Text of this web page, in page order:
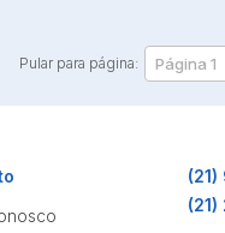
Pular para página: